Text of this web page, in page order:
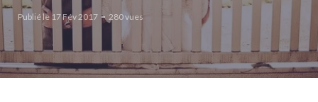
Publié le 17 Fév 2017 280 vues